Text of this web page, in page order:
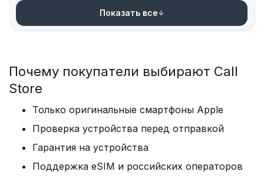
Показать все
Почему покупатели выбирают Call
Store
Только оригинальные смартфоны Apple
Проверка устройства перед отправкой
Гарантия на устройства
Поддержка eSIM и российских операторов